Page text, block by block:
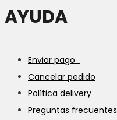
AYUDA
Enviar pago
Cancelar pedido
Política delivery
Preguntas frecuentes